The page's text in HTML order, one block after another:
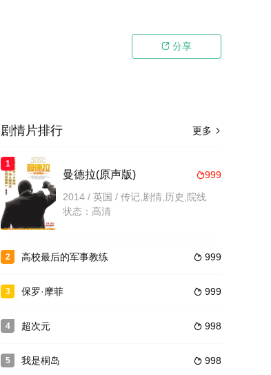
 分享
更多 
剧情片排行
1
999
曼德拉(原声版)
2014 / 英国 / 传记,剧情,历史,院线
状态：高清
2  999
高校最后的军事教练
3  999
保罗·摩菲
4  998
超次元
5  998
我是桐岛